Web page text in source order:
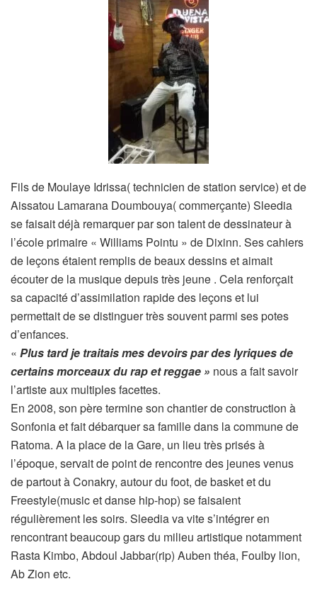
Fils de Moulaye Idrissa( technicien de station service) et de
Aissatou Lamarana Doumbouya( commerçante) Sleedia
se faisait déjà remarquer par son talent de dessinateur à
l’école primaire « Williams Pointu » de Dixinn. Ses cahiers
de leçons étaient remplis de beaux dessins et aimait
écouter de la musique depuis très jeune . Cela renforçait
sa capacité d’assimilation rapide des leçons et lui
permettait de se distinguer très souvent parmi ses potes
d’enfances.
« Plus tard je traitais mes devoirs par des lyriques de
certains morceaux du rap et reggae » nous a fait savoir
l’artiste aux multiples facettes.
En 2008, son père termine son chantier de construction à
Sonfonia et fait débarquer sa famille dans la commune de
Ratoma. A la place de la Gare, un lieu très prisés à
l’époque, servait de point de rencontre des jeunes venus
de partout à Conakry, autour du foot, de basket et du
Freestyle(music et danse hip-hop) se faisaient
régulièrement les soirs. Sleedia va vite s’intégrer en
rencontrant beaucoup gars du milieu artistique notamment
Rasta Kimbo, Abdoul Jabbar(rip) Auben théa, Foulby lion,
Ab Zion etc.